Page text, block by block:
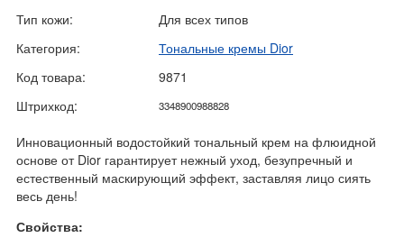
Тип кожи:
Для всех типов
Категория:
Тональные кремы Dior
Код товара:
9871
Штрихкод:
3348900988828
Инновационный водостойкий тональный крем на флюидной
основе от Dior гарантирует нежный уход, безупречный и
естественный маскирующий эффект, заставляя лицо сиять
весь день!
Свойства: